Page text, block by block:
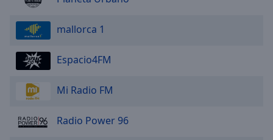
mallorca 1
Espacio4FM
Mi Radio FM
Radio Power 96